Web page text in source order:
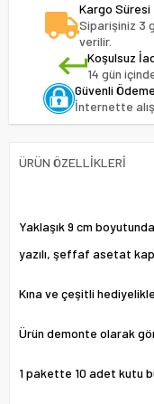
Kargo Süresi
Siparişiniz 3
verilir.
Koşulsuz
14 gün
Güvenli Ödeme
İnternette
ÜRÜN ÖZELLIKLERI
Yaklaşık 9 cm
yazılı, şeffaf asetat
Kına ve çeşitli
Ürün demonte olarak
1 pakette 10 adet kutu